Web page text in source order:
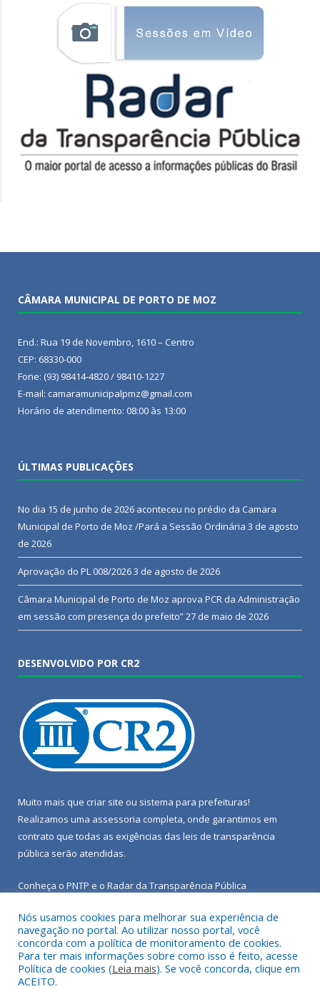
CÂMARA MUNICIPAL DE PORTO DE MOZ
End.: Rua 19 de Novembro, 1610 – Centro
CEP: 68330-000
Fone: (93) 98414-4820 / 98410-1227
E-mail: camaramunicipalpmz@gmail.com
Horário de atendimento: 08:00 às 13:00
ÚLTIMAS PUBLICAÇÕES
No dia 15 de junho de 2026 aconteceu no prédio da Camara
Municipal de Porto de Moz /Pará a Sessão Ordinária 3 de agosto
de 2026
Aprovação do PL 008/20263 de agosto de 2026
Câmara Municipal de Porto de Moz aprova PCR da Administração
em sessão com presença do prefeito”27 de maio de 2026
DESENVOLVIDO POR CR2
Muito mais que criar site ou sistema para prefeituras!
Realizamos uma assessoria completa, onde garantimos em
contrato que todas as exigências das leis de transparência
pública serão atendidas.
Conheça o PNTP e o Radar da Transparência Pública
Todos os direitos reservados a Câmara Municipal de Porto de
Moz.
Nós usamos cookies para melhorar sua experiência de
navegação no portal. Ao utilizar nosso portal, você
concorda com a política de monitoramento de cookies.
Para ter mais informações sobre como isso é feito, acesse
Política de cookies (Leia mais). Se você concorda, clique em
ACEITO.